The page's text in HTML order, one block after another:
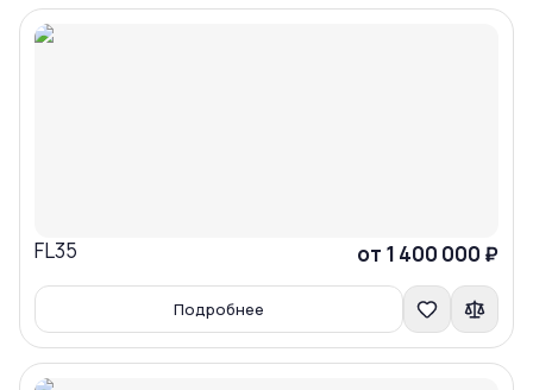
FL35 от 1 400 000 ₽
Подробнее
Сравнить